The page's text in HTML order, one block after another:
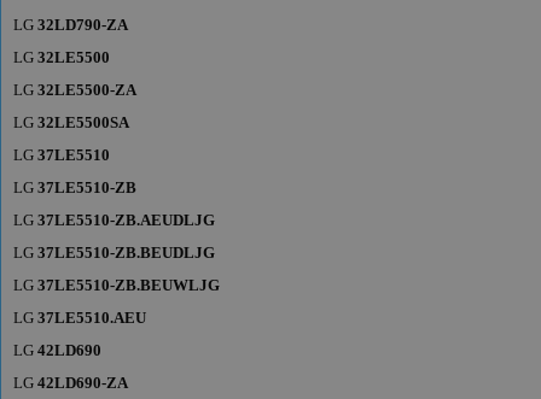
LG 32LD790-ZA
LG 32LE5500
LG 32LE5500-ZA
LG 32LE5500SA
LG 37LE5510
LG 37LE5510-ZB
LG 37LE5510-ZB.AEUDLJG
LG 37LE5510-ZB.BEUDLJG
LG 37LE5510-ZB.BEUWLJG
LG 37LE5510.AEU
LG 42LD690
LG 42LD690-ZA